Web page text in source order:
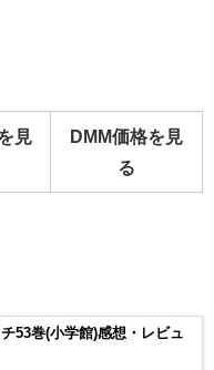
見
DMM価格を見
る
53巻(小学館)感想・レビュ